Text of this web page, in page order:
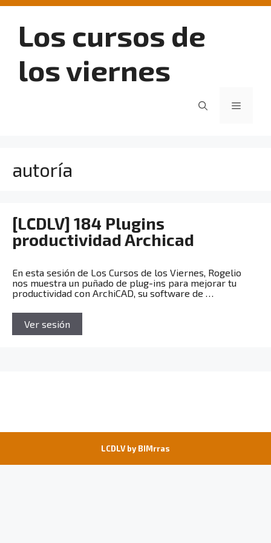
Saltar
contenidoLos cursos de
los viernes
Menú
autoría
[LCDLV] 184 Plugins
productividad Archicad
En esta sesión de Los Cursos de los Viernes, Rogelio
nos muestra un puñado de plug-ins para mejorar tu
productividad con ArchiCAD, su software de …
Ver sesión
LCDLV by BIMrras